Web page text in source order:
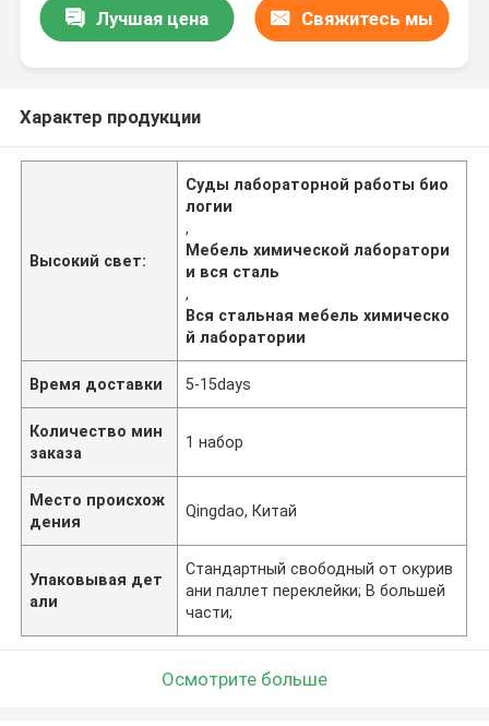
Лучшая цена Свяжитесь мы
Характер продукции
Высокий свет:
Суды лабораторной работы био
логии
,
Мебель химической лаборатори
и вся сталь
,
Вся стальная мебель химическо
й лаборатории
Время доставки 5-15days
Количество мин
заказа
1 набор
Место происхож
дения
Qingdao, Китай
Упаковывая дет
али
Стандартный свободный от окурив
ани паллет переклейки; В большей
части;
Осмотрите больше